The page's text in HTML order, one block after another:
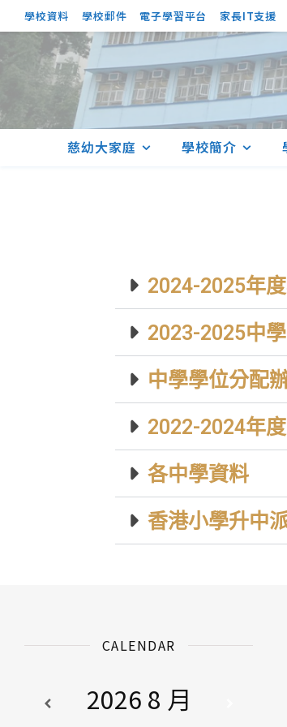
學校資料 學校郵件 電子學習平台 家長IT支援
慈幼大家庭 學校簡介
2024-2025年
2023-2025中
中學學位分配
2022-2024年
各中學資料
香港小學升中
CALENDAR
2026 8 月